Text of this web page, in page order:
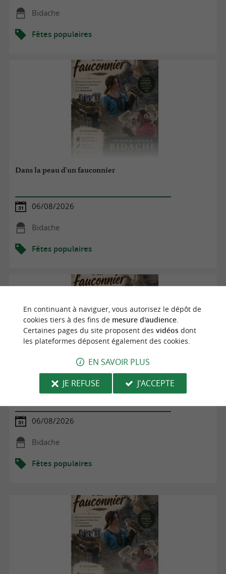
Bidache
Fêtes populaires
Dans la peau d'un fauconnier
06/08/2026
Bidache
Fêtes populaires
Dans la peau d'un fauconnier
06/08/2026
Bidache
Fêtes populaires
En continuant à naviguer, vous autorisez le dépôt de
cookies tiers à des fins de mesure d'audience.
Certaines pages du site proposent des vidéosdont
les plateformes déposent également des cookies.
EN SAVOIR PLUS
JE REFUSE
J'ACCEPTE